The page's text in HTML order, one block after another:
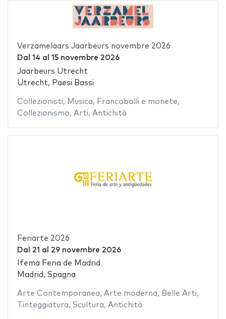
Verzamelaars Jaarbeurs novembre 2026
Dal 14 al 15 novembre 2026
Jaarbeurs Utrecht
Utrecht, Paesi Bassi
Collezionisti, Musica, Francobolli e monete,
Collezionismo, Arti, Antichità
Feriarte 2026
Dal 21 al 29 novembre 2026
Ifema Feria de Madrid
Madrid, Spagna
Arte Contemporanea, Arte moderna, Belle Arti,
Tinteggiatura, Scultura, Antichità